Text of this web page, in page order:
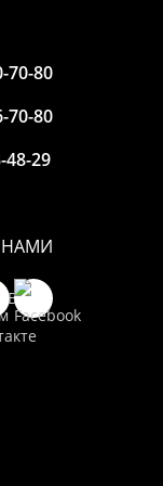
70-80
70-80
48-29
НАМИ